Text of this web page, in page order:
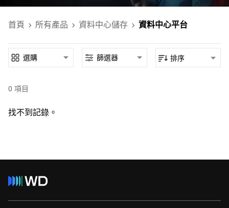
首頁 所有產品 資料中心儲存 資料中心平台
0 項目
選購 篩選器 排序
找不到記錄。